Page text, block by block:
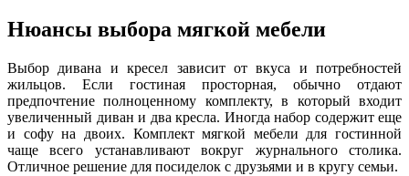
Нюансы выбора мягкой мебели
Выбор дивана и кресел зависит от вкуса и потребностей
жильцов. Если гостиная просторная, обычно отдают
предпочтение полноценному комплекту, в который входит
увеличенный диван и два кресла. Иногда набор содержит еще
и софу на двоих. Комплект мягкой мебели для гостинной
чаще всего устанавливают вокруг журнального столика.
Отличное решение для посиделок с друзьями и в кругу семьи.